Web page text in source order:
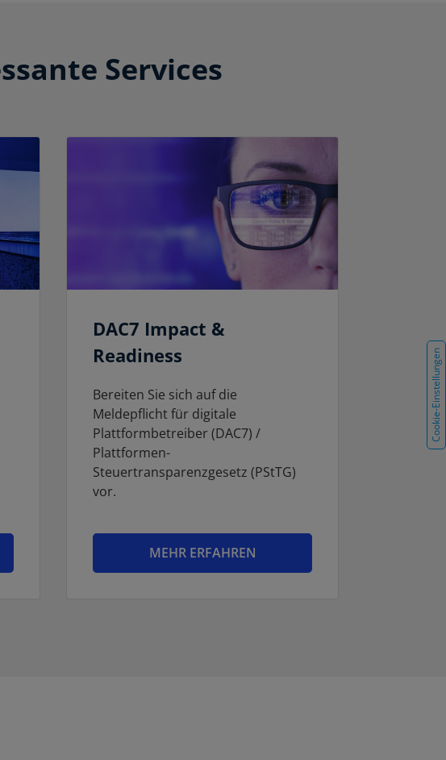
Services
DAC7 Impact &
Readiness
Bereiten Sie sich auf die
Meldepflicht für digitale
Plattformbetreiber (DAC7) /
Plattformen-
Steuertransparenzgesetz (PStTG)
vor.
MEHR ERFAHREN
Cookie-Einstellungen